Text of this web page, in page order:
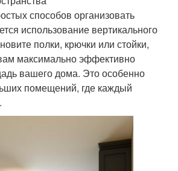
способов организовать
использование вертикального
полки, крючки или стойки,
максимально эффективно
вашего дома. Это особенно
помещений, где каждый